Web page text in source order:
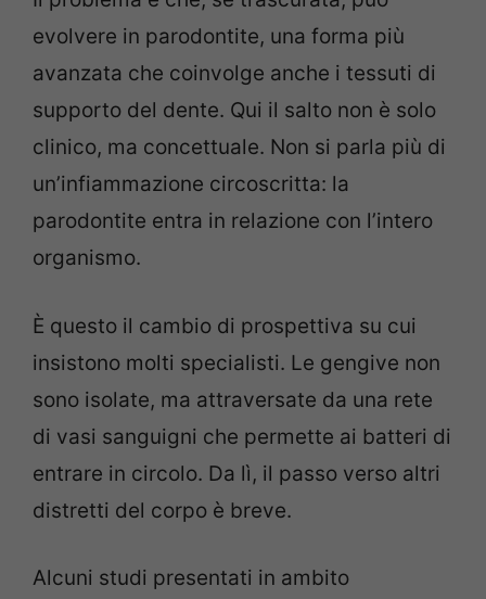
evolvere in parodontite, una forma più
avanzata che coinvolge anche i tessuti di
supporto del dente. Qui il salto non è solo
clinico, ma concettuale. Non si parla più di
un’infiammazione circoscritta: la
parodontite entra in relazione con l’intero
organismo.
È questo il cambio di prospettiva su cui
insistono molti specialisti. Le gengive non
sono isolate, ma attraversate da una rete
di vasi sanguigni che permette ai batteri di
entrare in circolo. Da lì, il passo verso altri
distretti del corpo è breve.
Alcuni studi presentati in ambito